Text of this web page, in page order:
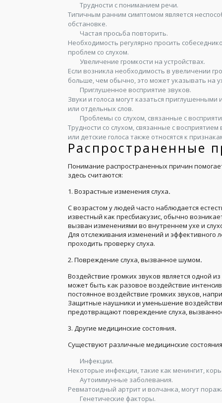
Трудности с пониманием речи.
Типичным ранним симптомом является
обстановке.
Частая просьба повторить.
Необходимость регулярно просить
проблем со слухом.
Увеличение громкости на устройствах.
Если возникла необходимость в увеличении
больше, чем обычно, это может указывать на
Приглушенное восприятие звуков.
Звуки и голоса могут казаться
или отдельных слов.
Проблемы со слухом, связанные с
Трудности со слухом, связанные с
или детские голоса также относятся к
Распространенные
Понимание распространенных причин
здесь считаются:
1. Возрастные изменения слуха.
С возрастом у людей часто наблюдается
известный как пресбиакузис, обычно
вызван изменениями во внутреннем ухе и
Для отслеживания изменений и эффективного
проходить проверку слуха.
2. Повреждение слуха, вызванное шумом.
Воздействие громких звуков является одной
может быть как разовое воздействие
постоянное воздействие громких звуков,
Защитные наушники и уменьшение
предотвращают повреждение слуха,
3. Другие медицинские состояния.
Существуют различные медицинские
Инфекции.
Некоторые инфекции, такие как менингит,
Аутоиммунные заболевания.
Ревматоидный артрит и волчанка, могут
Генетические факторы.